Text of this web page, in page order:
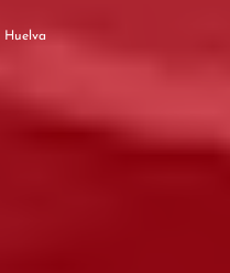
e Internacional en Huelva